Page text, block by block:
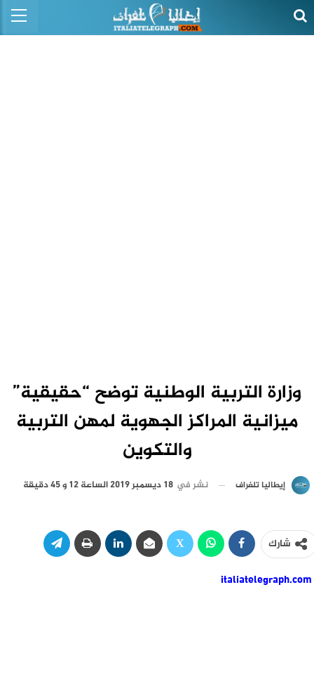
وزارة التربية الوطنية توضح “حقيقية”
ميزانية المراكز الجهوية لمهن التربية
والتكوين
إيطاليا تلغراف نشر في 18 ديسمبر 2019 الساعة 12 و 45 دقيقة
شارك
italiatelegraph.com